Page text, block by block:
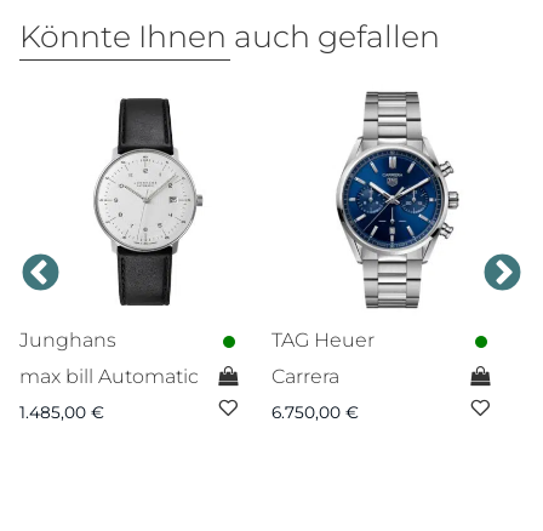
Könnte Ihnen auch gefallen
Junghans
max bill Automatic
1.485,00 €
TAG Heuer
Carrera
6.750,00 €